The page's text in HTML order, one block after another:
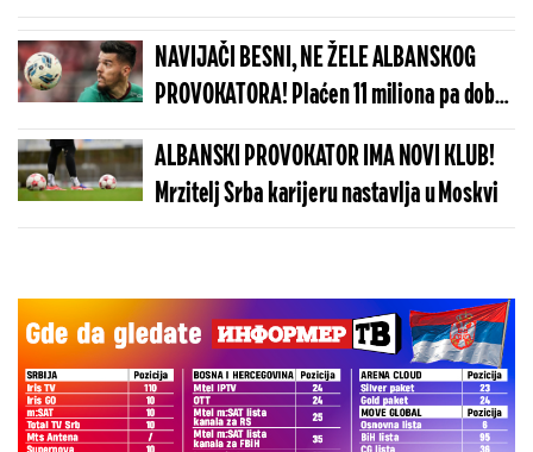
NAVIJAČI BESNI, NE ŽELE ALBANSKOG
PROVOKATORA! Plaćen 11 miliona pa dobio
brutalnu poruku
ALBANSKI PROVOKATOR IMA NOVI KLUB!
Mrzitelj Srba karijeru nastavlja u Moskvi